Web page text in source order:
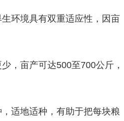
环境具有双重适应性，因亩
，亩产可达500至700公斤，
适地适种，有助于把每块粮